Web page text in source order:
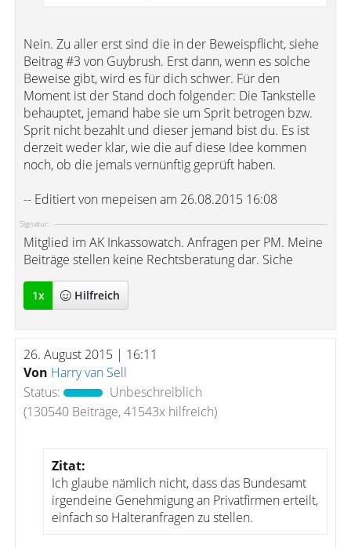
Nein. Zu aller erst sind die in der Beweispflicht, siehe
Beitrag #3 von Guybrush. Erst dann, wenn es solche
Beweise gibt, wird es für dich schwer. Für den
Moment ist der Stand doch folgender: Die Tankstelle
behauptet, jemand habe sie um Sprit betrogen bzw.
Sprit nicht bezahlt und dieser jemand bist du. Es ist
derzeit weder klar, wie die auf diese Idee kommen
noch, ob die jemals vernünftig geprüft haben.
-- Editiert von mepeisen am 26.08.2015 16:08
Signatur:
Mitglied im AK Inkassowatch. Anfragen per PM. Meine
Beiträge stellen keine Rechtsberatung dar. Siche
1x Hilfreich
26. August 2015 | 16:11
Von Harry van Sell
Status:
Unbeschreiblich
(130540 Beiträge, 41543x hilfreich)
Zitat:
Ich glaube nämlich nicht, dass das Bundesamt
irgendeine Genehmigung an Privatfirmen erteilt,
einfach so Halteranfragen zu stellen.